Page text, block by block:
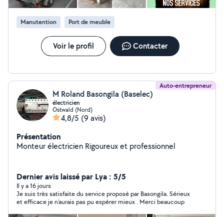
Manutention Port de meuble
Voir le profil Contacter
Auto-entrepreneur
M Roland Basongila (Baselec)
électricien
Ostwald (Nord)
4,8/5 (9 avis)
Présentation
Monteur électricien Rigoureux et professionnel
Dernier avis laissé par Lya : 5/5
Il y a 16 jours
Je suis très satisfaite du service proposé par Basongila. Sérieux
et efficace je n'aurais pas pu espérer mieux . Merci beaucoup